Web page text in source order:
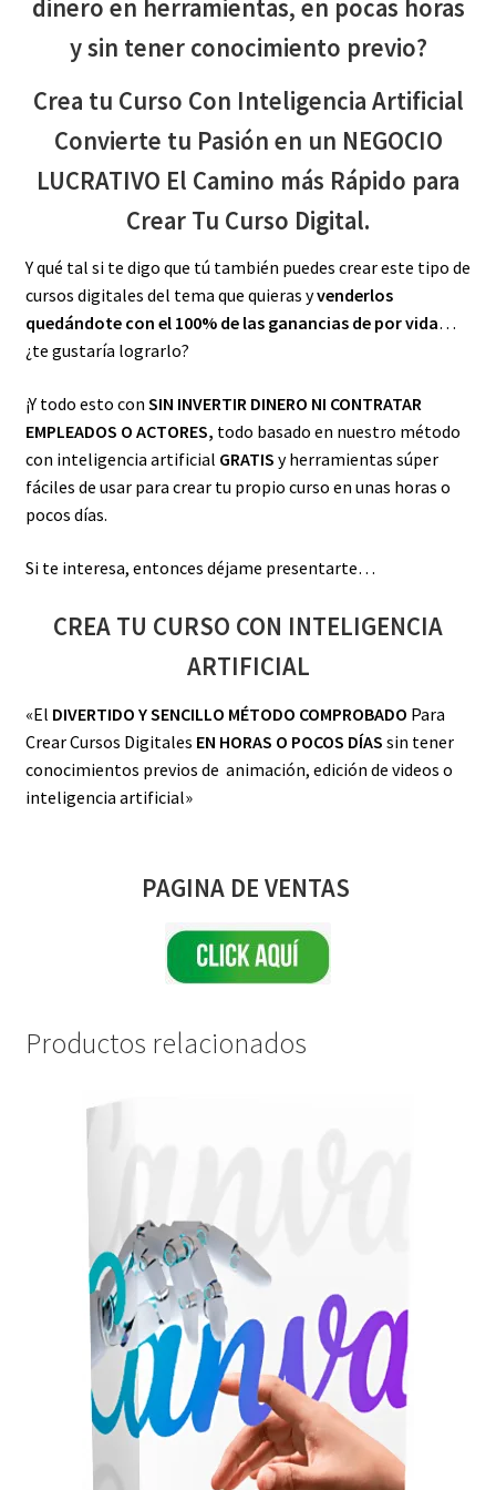
dinero en herramientas, en pocas horas
y sin tener conocimiento previo?
Crea tu Curso Con Inteligencia Artificial
Convierte tu Pasión en un NEGOCIO
LUCRATIVO El Camino más Rápido para
Crear Tu Curso Digital.
Y qué tal si te digo que tú también puedes crear este tipo de
cursos digitales del tema que quieras yvenderlos
quedándote con el 100% de las ganancias de por vida…
¿te gustaría lograrlo?
¡Y todo esto con SIN INVERTIR DINERO NI CONTRATAR
EMPLEADOS O ACTORES, todo basado en nuestro método
con inteligencia artificial GRATIS y herramientas súper
fáciles de usar para crear tu propio curso en unas horas o
pocos días.
Si te interesa, entonces déjame presentarte…
CREA TU CURSO CON INTELIGENCIA
ARTIFICIAL
«El DIVERTIDO Y SENCILLO MÉTODO COMPROBADO Para
Crear Cursos Digitales EN HORAS O POCOS DÍAS sin tener
conocimientos previos de animación, edición de videos o
inteligencia artificial»
PAGINA DE VENTAS
Productos relacionados